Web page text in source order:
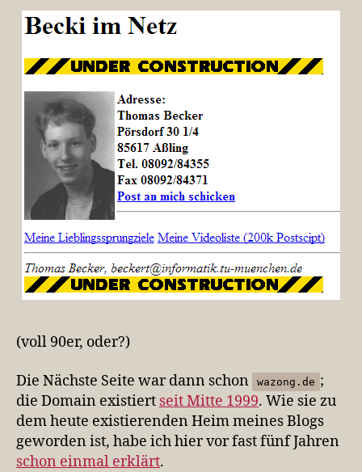
(voll 90er, oder?)
Die Nächste Seite war dann schon wazong.de ;
die Domain existiert seit Mitte 1999. Wie sie zu
dem heute existierenden Heim meines Blogs
geworden ist, habe ich hier vor fast fünf Jahren
schon einmal erklärt.